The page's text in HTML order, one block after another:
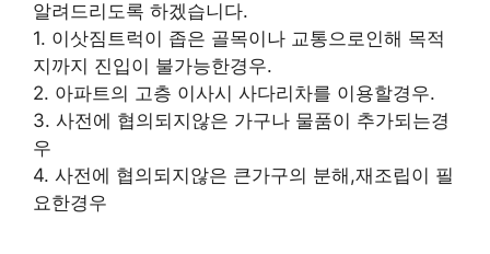
알려드리도록 하겠습니다.
1. 이삿짐트럭이 좁은 골목이나 교통으로인해 목적
지까지 진입이 불가능한경우.
2. 아파트의 고층 이사시 사다리차를 이용할경우.
3. 사전에 협의되지않은 가구나 물품이 추가되는경
우
4. 사전에 협의되지않은 큰가구의 분해,재조립이 필
요한경우